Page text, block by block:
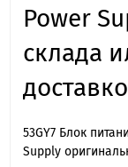
Power
склада
53GY7 Блок
Supply